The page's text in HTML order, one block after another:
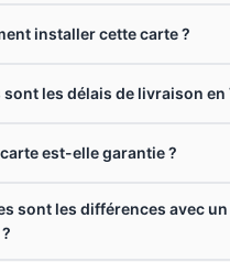
installer cette carte ?
sont les délais de livraison en
est-elle garantie ?
sont les différences avec